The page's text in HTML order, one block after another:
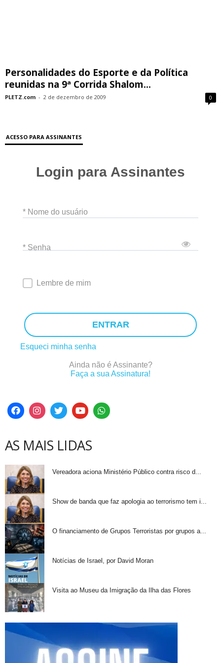
Personalidades do Esporte e da Política
reunidas na 9ª Corrida Shalom...
PLETZ.com - 2 de dezembro de 2009 0
ACESSO PARA ASSINANTES
Login para Assinantes
* Nome do usuário
* Senha
Lembre de mim
ENTRAR
Esqueci minha senha
Ainda não é Assinante?
Faça a sua Assinatura!
AS MAIS LIDAS
Vereadora aciona Ministério Público contra risco d...
Show de banda que faz apologia ao terrorismo tem i...
O financiamento de Grupos Terroristas por grupos a...
Notícias de Israel, por David Moran
Visita ao Museu da Imigração da Ilha das Flores